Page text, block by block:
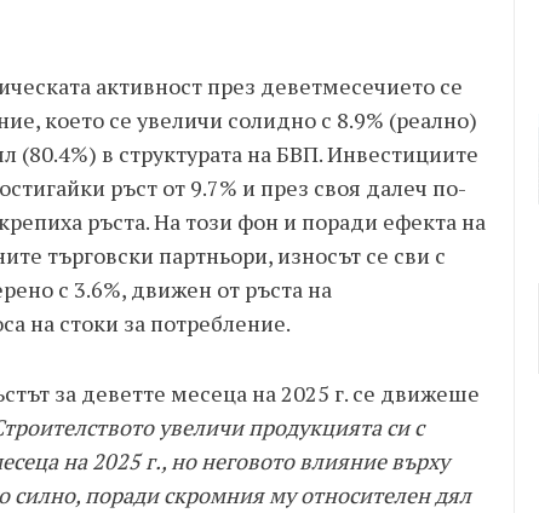
активност през деветмесечието се
което се увеличи солидно с 8.9% (реално)
в структурата на БВП. Инвестициите
ръст от 9.7% и през своя далеч по-
ръста. На този фон и поради ефекта на
търговски партньори, износът се сви с
с 3.6%, движен от ръста на
на стоки за потребление.
за деветте месеца на 2025 г. се движеше
увеличи продукцията си с
на 2025 г., но неговото влияние върху
силно, поради скромния му относителен дял